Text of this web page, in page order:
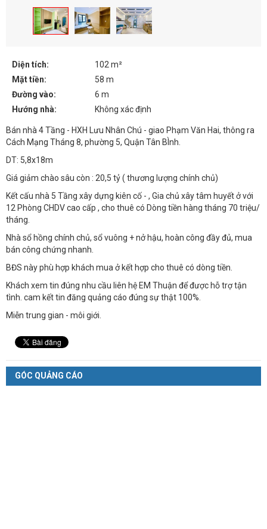
Diện tích:
102 m²
Mặt tiền:
58 m
Đường vào:
6 m
Hướng nhà:
Không xác định
Bán nhà 4 Tầng - HXH Lưu Nhân Chú - giao Phạm Văn Hai, thông ra
Cách Mạng Tháng 8, phường 5, Quận Tân BÌnh.
DT: 5,8x18m
Giá giảm chào sâu còn : 20,5 tỷ ( thương lượng chính chủ)
Kết cấu nhà 5 Tầng xây dựng kiên cố - , Gia chủ xây tâm huyết ở với
12 Phòng CHDV cao cấp , cho thuê có Dòng tiền hàng tháng 70 triệu/
tháng.
Nhà sổ hồng chính chủ, sổ vuông + nở hậu, hoàn công đầy đủ, mua
bán công chứng nhanh.
BĐS này phù hợp khách mua ở kết hợp cho thuê có dòng tiền.
Khách xem tin đúng nhu cầu liên hệ EM Thuận để được hỗ trợ tận
tình. cam kết tin đăng quảng cáo đúng sự thật 100%.
Miễn trung gian - môi giới.
GÓC QUẢNG CÁO